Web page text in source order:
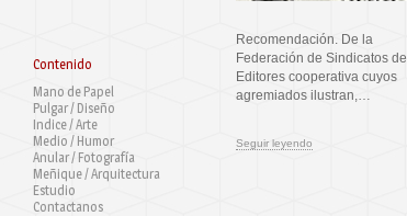
Contenido
Mano de Papel
Pulgar / Diseño
Indice / Arte
Medio / Humor
Anular / Fotografía
Meñique / Arquitectura
Estudio
Contactanos
Recomendación. De la
Federación de Sindicatos de
Editores cooperativa cuyos
agremiados ilustran,…
Seguir leyendo